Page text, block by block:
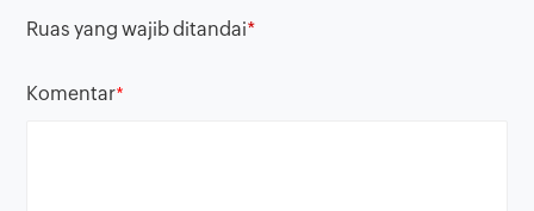
Ruas yang wajib ditandai*
Komentar*